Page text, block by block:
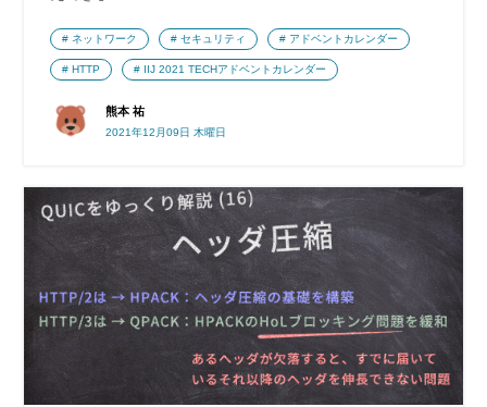
熊本 祐
2021年12月09日 木曜日
ネットワーク セキュリティ アドベントカレンダー
HTTP IIJ 2021 TECHアドベントカレンダー